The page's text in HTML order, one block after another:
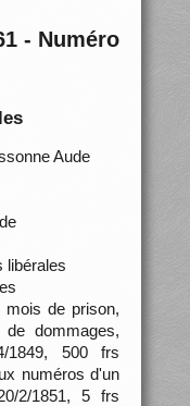
- Numéro
Aude
libérales
mois de prison,
dommages,
1849, 500 frs
numéros d'un
2/1851, 5 frs